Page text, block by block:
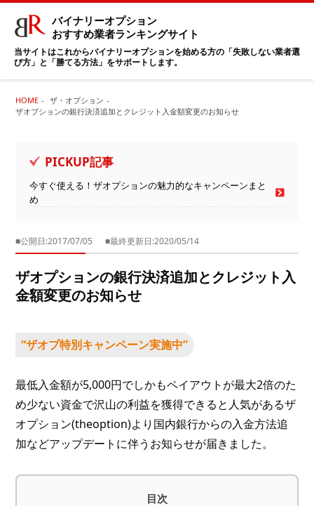
バイナリーオプション
おすすめ業者ランキングサイト
当サイトはこれからバイナリーオプションを始める方の「失敗しない業者選
び方」と「勝てる方法」をサポートします。
HOME
ザ・オプション
ザオプションの銀行決済追加とクレジット入金額変更のお知らせ
PICKUP記事
今すぐ使える！ザオプションの魅力的なキャンペーンまと
め
■公開日:2017/07/05 ■最終更新日:2020/05/14
ザオプションの銀行決済追加とクレジット入
金額変更のお知らせ
“ザオプ特別キャンペーン実施中”
最低入金額が5,000円でしかもペイアウトが最大2倍のた
め少ない資金で沢山の利益を獲得できると人気があるザ
オプション(theoption)より国内銀行からの入金方法追
加などアップデートに伴うお知らせが届きました。
目次